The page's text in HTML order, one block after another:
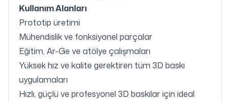
Kullanım Alanları
Prototip üretimi
Mühendislik ve fonksiyonel parçalar
Eğitim, Ar-Ge ve atölye çalışmaları
Yüksek hız ve kalite gerektiren tüm 3D baskı
uygulamaları
Hızlı, güçlü ve profesyonel 3D baskılar için ideal